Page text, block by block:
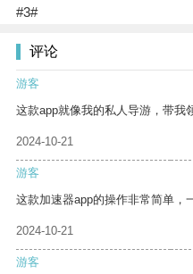
#3#
评论
游客
这款app就像我的私人导游，带我
2024-10-21
游客
这款加速器app的操作非常简单，
2024-10-21
游客